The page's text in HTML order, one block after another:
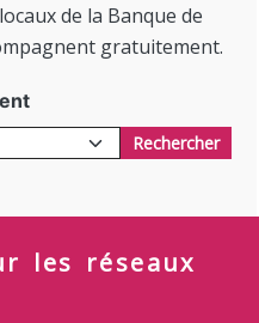
de la Banque de
gratuitement.
Rechercher
les réseaux